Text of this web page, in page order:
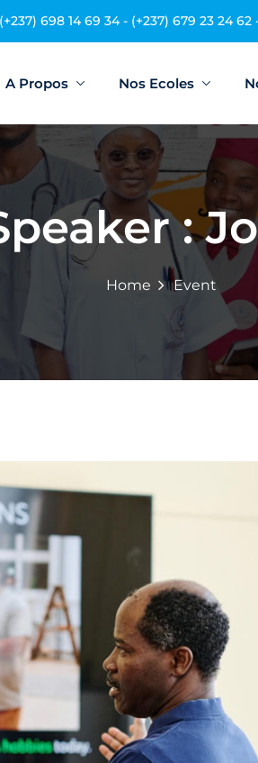
698 14 69 34 - (+237) 679 23 24 62
A Propos Nos Ecoles
:
Home Event
Sign in Sign up
Sign in
Don’t have an account? Sign up
Lost your